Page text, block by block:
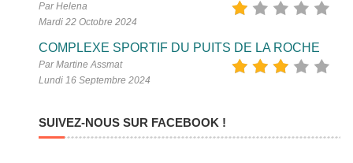
Par Helena
Mardi 22 Octobre 2024
COMPLEXE SPORTIF DU PUITS DE LA ROCHE
Par Martine Assmat
Lundi 16 Septembre 2024
SUIVEZ-NOUS SUR FACEBOOK !